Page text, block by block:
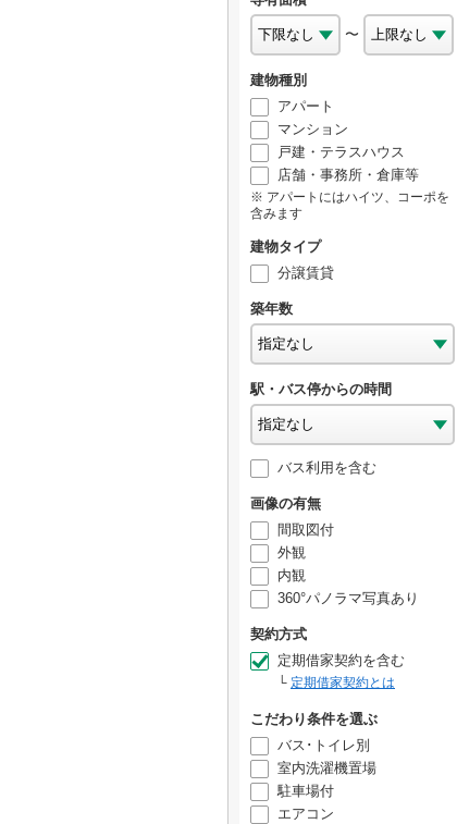
〜
建物種別
アパート
マンション
戸建・テラスハウス
店舗・事務所・倉庫等
アパートにはハイツ、コーポを
含みます
建物タイプ
分譲賃貸
築年数
駅・バス停からの時間
バス利用を含む
画像の有無
間取図付
外観
内観
360°パノラマ写真あり
契約方式
定期借家契約を含む
定期借家契約とは
こだわり条件を選ぶ
バス･トイレ別
室内洗濯機置場
駐車場付
エアコン